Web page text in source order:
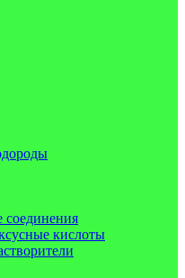
соединения
кислоты